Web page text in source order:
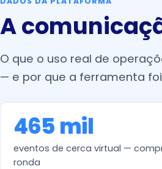
A
O que o uso real de
— e por que a ferramenta
465 mil
eventos de cerca virtual —
ronda